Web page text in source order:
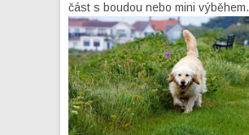
část s boudou nebo mini výběhem.